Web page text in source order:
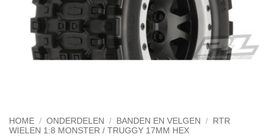
HOME / ONDERDELEN / BANDEN EN VELGEN /
RTR
WIELEN 1:8 MONSTER / TRUGGY 17MM HEX